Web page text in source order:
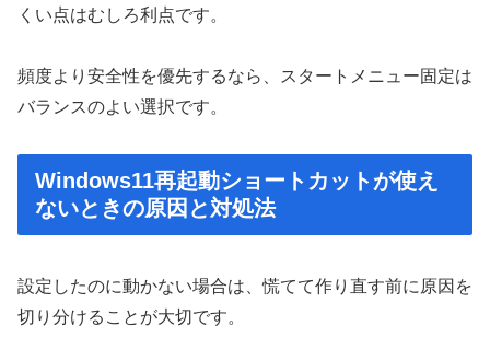
くい点はむしろ利点です。
頻度より安全性を優先するなら、スタートメニュー固定は
バランスのよい選択です。
Windows11再起動ショートカットが使え
ないときの原因と対処法
設定したのに動かない場合は、慌てて作り直す前に原因を
切り分けることが大切です。